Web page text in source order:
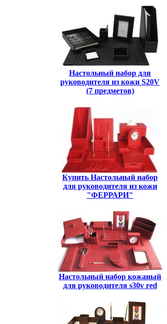
Настольный набор для
руководителя из кожи S20V
(7 предметов)
Купить Настольный набор
для руководителя из кожи
"ФЕРРАРИ"
Настольный набор кожаный
для руководителя s30v red